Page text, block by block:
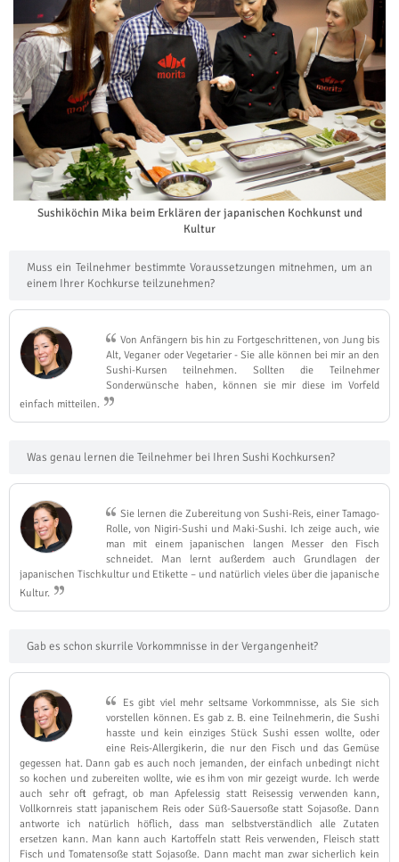
Sushiköchin Mika beim Erklären der japanischen Kochkunst und
Kultur
Muss ein Teilnehmer bestimmte Voraussetzungen mitnehmen, um an
einem Ihrer Kochkurse teilzunehmen?
Von Anfängern bis hin zu Fortgeschrittenen, von Jung bis
Alt, Veganer oder Vegetarier - Sie alle können bei mir an den
Sushi-Kursen teilnehmen. Sollten die Teilnehmer
Sonderwünsche haben, können sie mir diese im Vorfeld
einfach mitteilen.
Was genau lernen die Teilnehmer bei Ihren Sushi Kochkursen?
Sie lernen die Zubereitung von Sushi-Reis, einer Tamago-
Rolle, von Nigiri-Sushi und Maki-Sushi. Ich zeige auch, wie
man mit einem japanischen langen Messer den Fisch
schneidet. Man lernt außerdem auch Grundlagen der
japanischen Tischkultur und Etikette – und natürlich vieles über die japanische
Kultur.
Gab es schon skurrile Vorkommnisse in der Vergangenheit?
Es gibt viel mehr seltsame Vorkommnisse, als Sie sich
vorstellen können. Es gab z. B. eine Teilnehmerin, die Sushi
hasste und kein einziges Stück Sushi essen wollte, oder
eine Reis-Allergikerin, die nur den Fisch und das Gemüse
gegessen hat. Dann gab es auch noch jemanden, der einfach unbedingt nicht
so kochen und zubereiten wollte, wie es ihm von mir gezeigt wurde. Ich werde
auch sehr oft gefragt, ob man Apfelessig statt Reisessig verwenden kann,
Vollkornreis statt japanischem Reis oder Süß-Sauersoße statt Sojasoße. Dann
antworte ich natürlich höflich, dass man selbstverständlich alle Zutaten
ersetzen kann. Man kann auch Kartoffeln statt Reis verwenden, Fleisch statt
Fisch und Tomatensoße statt Sojasoße. Dann macht man zwar sicherlich kein